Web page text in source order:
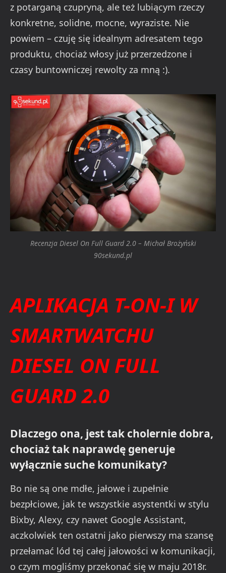
z potarganą czupryną, ale też lubiącym rzeczy
konkretne, solidne, mocne, wyraziste. Nie
powiem – czuję się idealnym adresatem tego
produktu, chociaż włosy już przerzedzone i
czasy buntowniczej rewolty za mną :).
Recenzja Diesel On Full Guard 2.0 – Michał Brożyński
90sekund.pl
APLIKACJA T-ON-I W
SMARTWATCHU
DIESEL ON FULL
GUARD 2.0
Dlaczego ona, jest tak cholernie dobra,
chociaż tak naprawdę generuje
wyłącznie suche komunikaty?
Bo nie są one mdłe, jałowe i zupełnie
bezpłciowe, jak te wszystkie asystentki w stylu
Bixby, Alexy, czy nawet Google Assistant,
aczkolwiek ten ostatni jako pierwszy ma szansę
przełamać lód tej całej jałowości w komunikacji,
o czym mogliśmy przekonać się w maju 2018r.